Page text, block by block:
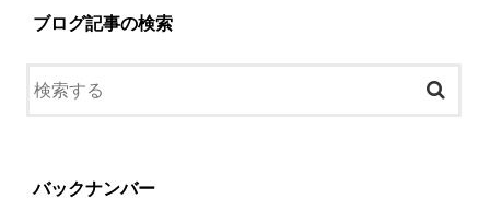
ブログ記事の検索
バックナンバー